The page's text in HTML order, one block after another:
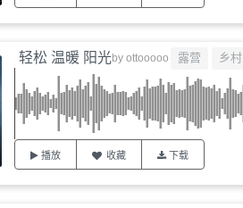
轻松 温暖 阳光by ottooooo 露营 乡村
播放 收藏 下载